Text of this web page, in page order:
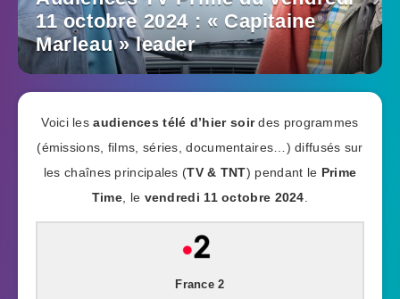
11 octobre 2024 : « Capitaine
Marleau » leader
Voici lesaudiences télé d’hier soirdes programmes
(émissions, films, séries, documentaires…) diffusés sur
les chaînes principales (TV & TNT) pendant le Prime
Time , le vendredi 11 octobre 2024
France 2